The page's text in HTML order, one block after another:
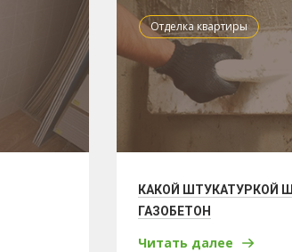
Отделка квартиры
КАКОЙ ШТУКАТУРКОЙ
ГАЗОБЕТОН
Читать далее